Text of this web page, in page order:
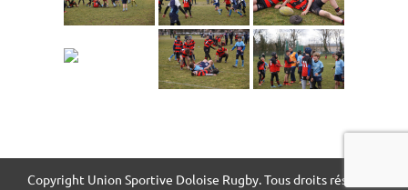
Copyright Union Sportive Doloise Rugby. Tous droits réservés.